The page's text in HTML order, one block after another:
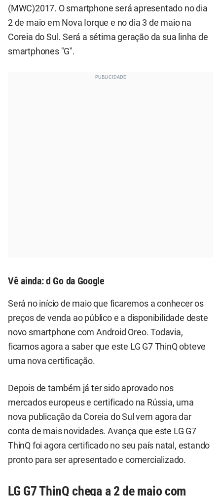
(MWC)2017. O smartphone será apresentado no dia
2 de maio em Nova Iorque e no dia 3 de maio na
Coreia do Sul. Será a sétima geração da sua linha de
smartphones "G".
Vê ainda:d Go da Google
Será no início de maio que ficaremos a conhecer os
preços de venda ao público e a disponibilidade deste
novo smartphone com Android Oreo. Todavia,
ficamos agora a saber que este LG G7 ThinQ obteve
uma nova certificação.
Depois de também já ter sido aprovado nos
mercados europeus e certificado na Rússia, uma
nova publicação da Coreia do Sul vem agora dar
conta de mais novidades. Avança que este LG G7
ThinQ foi agora certificado no seu país natal, estando
pronto para ser apresentado e comercializado.
LG G7 ThinQ chega a 2 de maio com